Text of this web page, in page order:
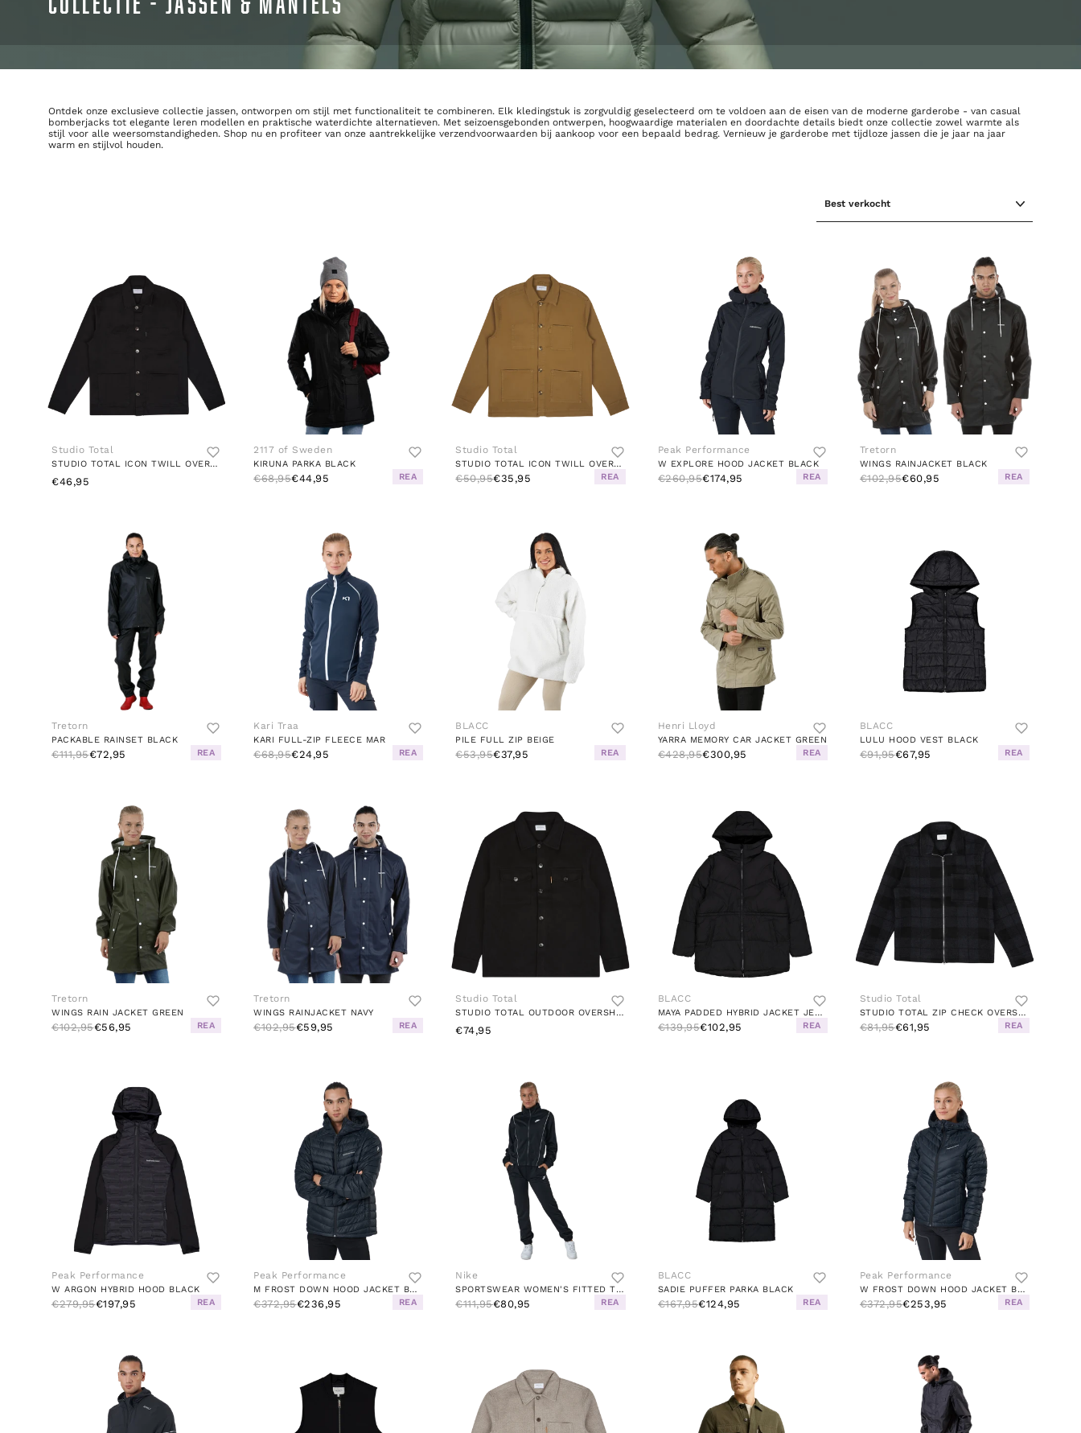
Ontdek onze exclusieve collectie jassen, ontworpen om stijl met functionaliteit te combineren. Elk kledingstuk is zorgvuldig geselecteerd om te voldoen aan de eisen van de moderne garderobe - van casual
bomberjacks tot elegante leren modellen en praktische waterdichte alternatieven. Met seizoensgebonden ontwerpen, hoogwaardige materialen en doordachte details biedt onze collectie zowel warmte als
stijl voor alle weersomstandigheden. Shop nu en profiteer van onze aantrekkelijke verzendvoorwaarden bij aankoop voor een bepaald bedrag. Vernieuw je garderobe met tijdloze jassen die je jaar na jaar
warm en stijlvol houden.
Studio Total
STUDIO TOTAL ICON TWILL OVERSHIRT
€46,95
2117 of Sweden
KIRUNA PARKA BLACK
€68,95€44,95 REA
Studio Total
STUDIO TOTAL ICON TWILL OVERSHIRT LT
€50,95€35,95 REA
Peak Performance
W EXPLORE HOOD JACKET BLACK
€260,95€174,95 REA
Tretorn
WINGS RAINJACKET BLACK
€102,95€60,95 REA
Tretorn
PACKABLE RAINSET BLACK
€111,95€72,95 REA
Kari Traa
KARI FULL-ZIP FLEECE MAR
€68,95€24,95 REA
BLACC
PILE FULL ZIP BEIGE
€53,95€37,95 REA
Henri Lloyd
YARRA MEMORY CAR JACKET GREEN
€428,95€300,95 REA
BLACC
LULU HOOD VEST BLACK
€91,95€67,95 REA
Tretorn
WINGS RAIN JACKET GREEN
€102,95€56,95 REA
Tretorn
WINGS RAINJACKET NAVY
€102,95€59,95 REA
Studio Total
STUDIO TOTAL OUTDOOR OVERSHIRT
€74,95
BLACC
MAYA PADDED HYBRID JACKET JET BLACK
€139,95€102,95 REA
Studio Total
STUDIO TOTAL ZIP CHECK OVERSHIRT
€81,95€61,95 REA
Peak Performance
W ARGON HYBRID HOOD BLACK
€279,95€197,95 REA
Peak Performance
M FROST DOWN HOOD JACKET BLACK
€372,95€236,95 REA
Nike
SPORTSWEAR WOMEN'S FITTED TRACK SUIT BLACK/WHITE/WHITE
€111,95€80,95 REA
BLACC
SADIE PUFFER PARKA BLACK
€167,95€124,95 REA
Peak Performance
W FROST DOWN HOOD JACKET BLACK
€372,95€253,95 REA